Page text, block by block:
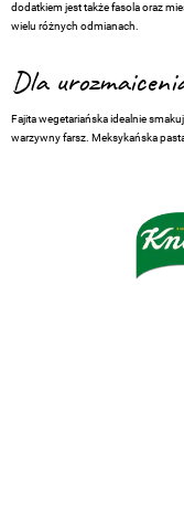
dodatkiem jest także fasola oraz
wielu różnych odmianach.
Dla
Fajita wegetariańska idealnie
warzywny farsz. Meksykańska